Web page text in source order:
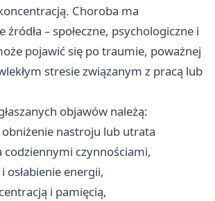
Choroba ma
– społeczne, psychologiczne i
pojawić się po traumie, poważnej
stresie związanym z pracą lub
objawów należą:
nastroju lub utrata
codziennymi czynnościami,
osłabienie energii,
i pamięcią,